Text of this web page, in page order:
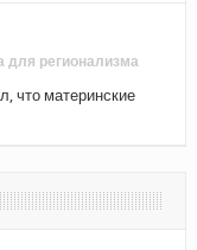
для регионализма
что материнские